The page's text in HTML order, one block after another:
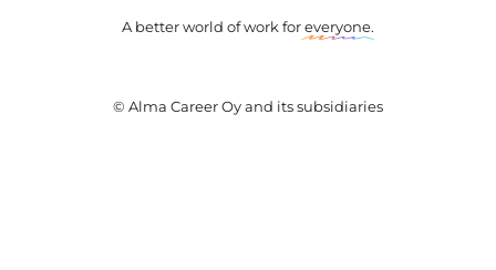
A better world of work foreveryone.
© Alma Career Oy and its subsidiaries